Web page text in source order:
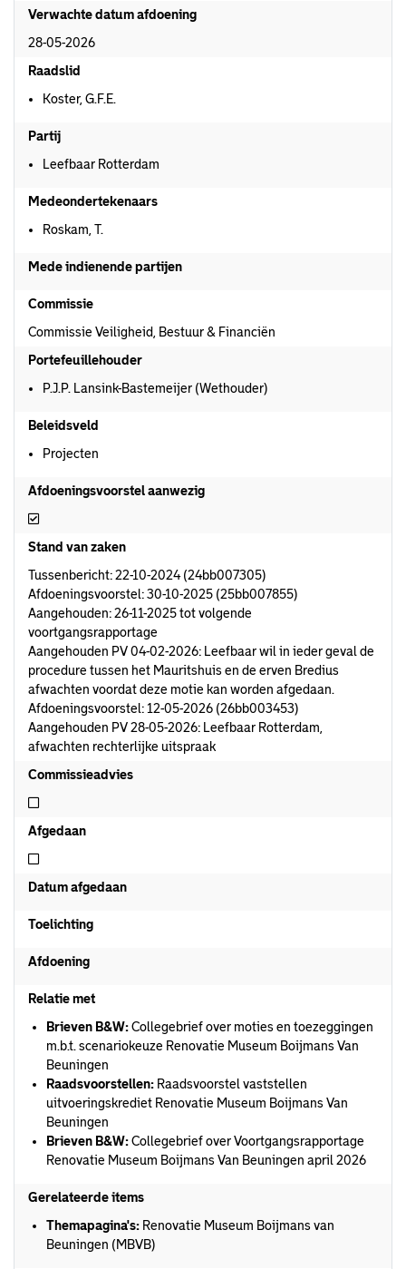
Verwachte datum afdoening
28-05-2026
Raadslid
Koster, G.F.E.
Partij
Leefbaar Rotterdam
Medeondertekenaars
Roskam, T.
Mede indienende partijen
Commissie
Commissie Veiligheid, Bestuur & Financiën
Portefeuillehouder
P.J.P. Lansink-Bastemeijer (Wethouder)
Beleidsveld
Projecten
Afdoeningsvoorstel aanwezig
Afdoeningsvoorstel aanwezig
Stand van zaken
Tussenbericht: 22-10-2024 (24bb007305)
Afdoeningsvoorstel: 30-10-2025 (25bb007855)
Aangehouden: 26-11-2025 tot volgende
voortgangsrapportage
Aangehouden PV 04-02-2026: Leefbaar wil in ieder geval de
procedure tussen het Mauritshuis en de erven Bredius
afwachten voordat deze motie kan worden afgedaan.
Afdoeningsvoorstel: 12-05-2026 (26bb003453)
Aangehouden PV 28-05-2026: Leefbaar Rotterdam,
afwachten rechterlijke uitspraak
Commissieadvies
Niet commissieadvies
Afgedaan
Niet afgedaan
Datum afgedaan
Toelichting
Afdoening
Relatie met
Brieven B&W:Collegebrief over moties en toezeggingen
m.b.t. scenariokeuze Renovatie Museum Boijmans Van
Beuningen
Raadsvoorstellen: Raadsvoorstel vaststellen
uitvoeringskrediet Renovatie Museum Boijmans Van
Beuningen
Brieven B&W:Collegebrief over Voortgangsrapportage
Renovatie Museum Boijmans Van Beuningen april 2026
Gerelateerde items
Themapagina's: Renovatie Museum Boijmans van
Beuningen (MBVB)